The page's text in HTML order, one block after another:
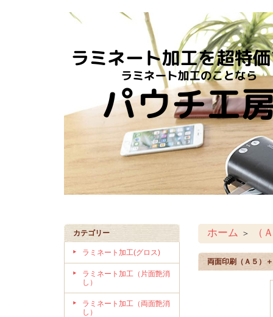
カテゴリー
ラミネート加工(グロス)
ラミネート加工（片面艶消
し）
ラミネート加工（両面艶消
し）
ホーム ＞ （
両面印刷（Ａ５）